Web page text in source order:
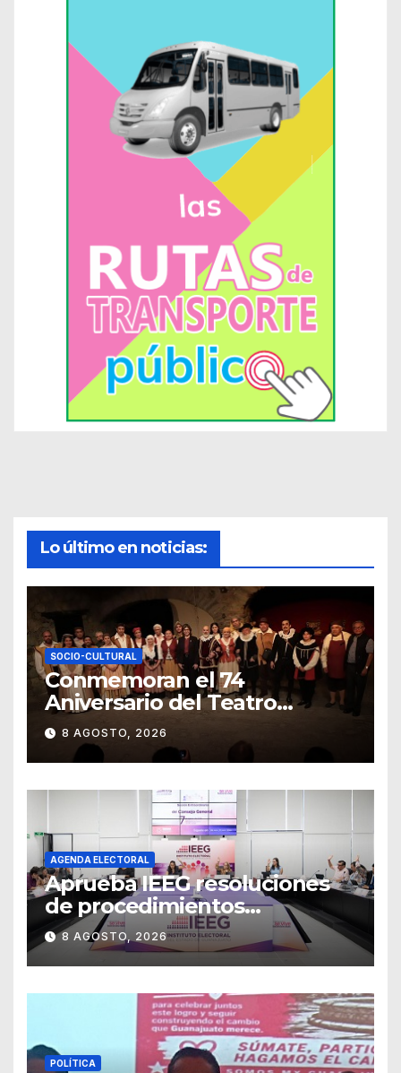
Lo último en noticias:
SOCIO-CULTURAL
Conmemoran el 74
Aniversario del Teatro
Universitario con una
representación del
“Retablillo jovial”
8 AGOSTO, 2026
AGENDA ELECTORAL
Aprueba IEEG resoluciones
de procedimientos
sancionadores
8 AGOSTO, 2026
POLÍTICA